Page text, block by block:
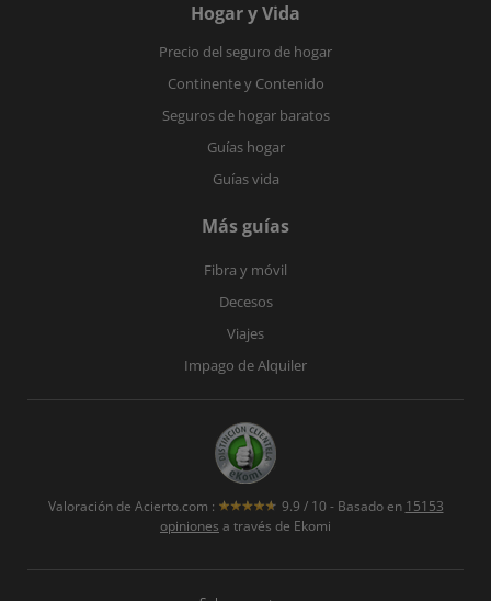
Hogar y Vida
Precio del seguro de hogar
Continente y Contenido
Seguros de hogar baratos
Guías hogar
Guías vida
Más guías
Fibra y móvil
Decesos
Viajes
Impago de Alquiler
Valoración de Acierto.com : 9.9 / 10 - Basado en 15153
opiniones a través de Ekomi